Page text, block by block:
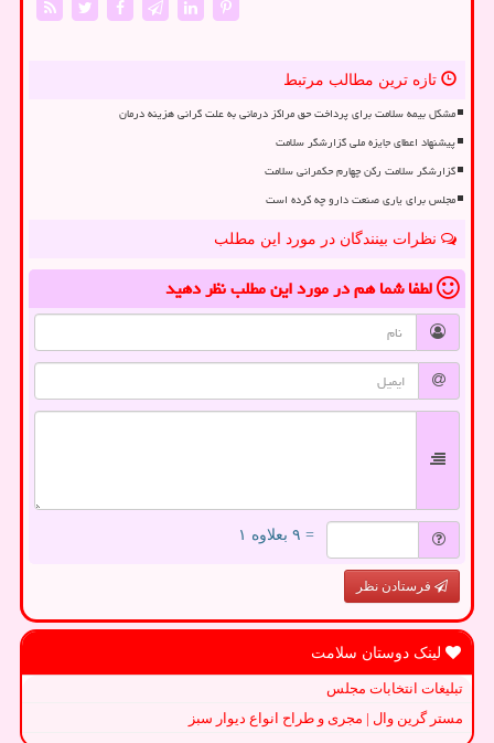
تازه ترین مطالب مرتبط
مشکل بیمه سلامت برای پرداخت حق مراکز درمانی به علت گرانی هزینه درمان
پیشنهاد اعطای جایزه ملی گزارشگر سلامت
گزارشگر سلامت رکن چهارم حکمرانی سلامت
مجلس برای یاری صنعت دارو چه کرده است
نظرات بینندگان در مورد این مطلب
لطفا شما همدر مورد این مطلبنظر دهید
= ۹ بعلاوه ۱
فرستادن نظر
لینک دوستان سلامت
تبلیغات انتخابات مجلس
مستر گرین وال | مجری و طراح انواع دیوار سبز